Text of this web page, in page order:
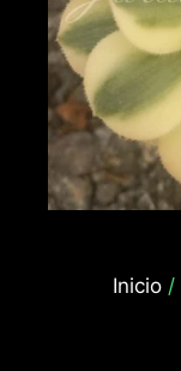
Inicio /